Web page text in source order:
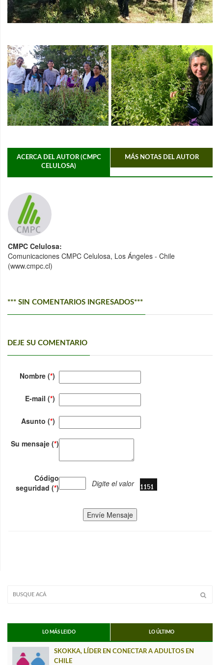
ACERCA DEL AUTOR (CMPC
CELULOSA)
MÁS NOTAS DEL AUTOR
CMPC Celulosa:
Comunicaciones CMPC Celulosa, Los Ángeles - Chile
(www.cmpc.cl)
*** SIN COMENTARIOS INGRESADOS***
DEJE SU COMENTARIO
Nombre (*)
E-mail (*)
Asunto (*)
Su mensaje (*)
Código
seguridad (*) Digite el valor
Envíe Mensaje
LO MÁS LEIDO LO ÚLTIMO
SKOKKA, LÍDER EN CONECTAR A ADULTOS EN
CHILE